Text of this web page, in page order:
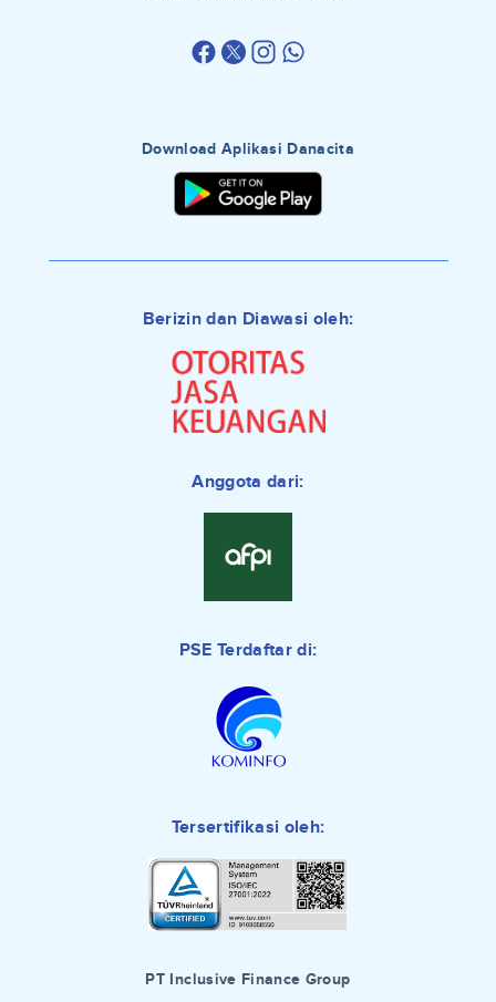
Download Aplikasi Danacita
Berizin dan Diawasi oleh:
Anggota dari:
PSE Terdaftar di:
Tersertifikasi oleh:
PT Inclusive Finance Group